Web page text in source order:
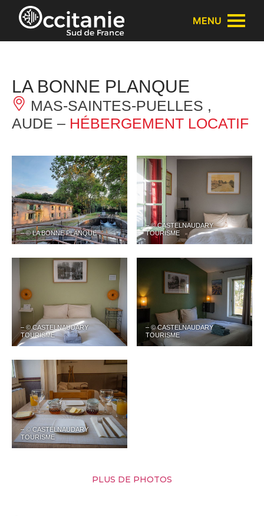
Panneau de gestion des cookies
MENU
LA BONNE PLANQUE
MAS-SAINTES-PUELLES ,
AUDE – HÉBERGEMENT LOCATIF
– © LA BONNE PLANQUE
– © CASTELNAUDARY
TOURISME
– © CASTELNAUDARY
TOURISME
– © CASTELNAUDARY
TOURISME
– © CASTELNAUDARY
TOURISME
PLUS DE PHOTOS